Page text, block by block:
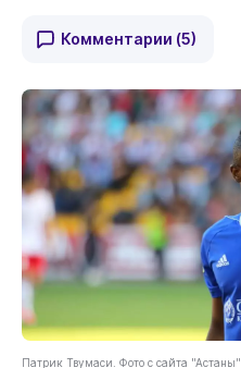
Комментарии (5)
Патрик Твумаси. Фото с сайта "Астаны"